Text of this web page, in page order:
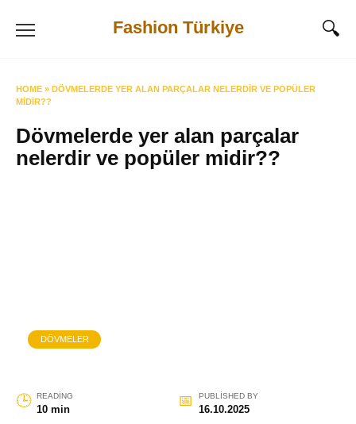
Fashion Türkiye
HOME » DÖVMELERDE YER ALAN PARÇALAR NELERDIR VE POPÜLER
MIDIR??
Dövmelerde yer alan parçalar
nelerdir ve popüler midir??
DÖVMELER
READING
10 min
PUBLISHED BY
16.10.2025